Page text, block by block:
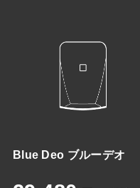
Blue Deo ブルーデオ